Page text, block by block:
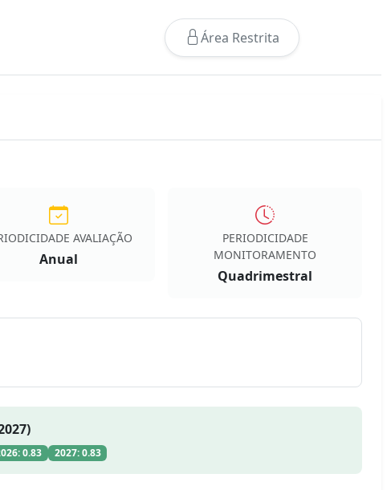
Área Restrita
AVALIAÇÃO
Anual
PERIODICIDADE
MONITORAMENTO
Quadrimestral
0.83 2027: 0.83